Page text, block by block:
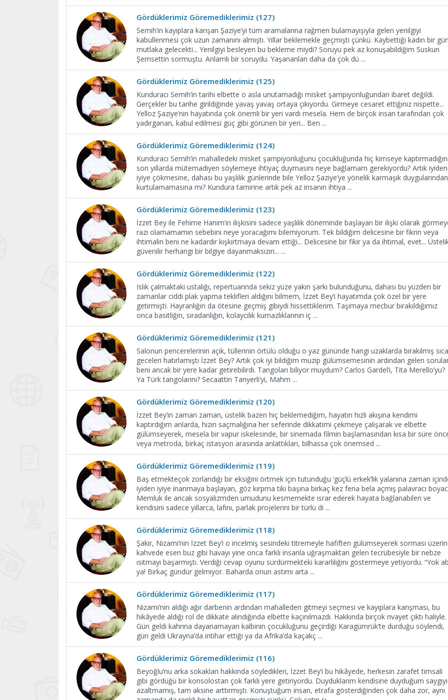
Gördüklerimiz Göremediklerimiz (127)
Semih’in kayıplara karışan Şaziye’yi tüm aramalarına rağmen bulamayışıyla gelen yenilgiyi
kabullenmesi çok uzun zamanını almıştı. Yıllar beklemekle geçmişti çünkü. Kaybettiği kadın bir
mutlaka gelecekti... Yenilgiyi besleyen bu bekleme miydi? Soruyu pek az konuşabildiğim Suskun
Şemsettin sormuştu. Anlamlı bir soruydu. Yaşananları daha da çok dü ...
Gördüklerimiz Göremediklerimiz (125)
Kunduracı Semih’in tarihi elbette o asla unutamadığı misket şampiyonluğundan ibaret değildi.
Gerçekler bu tarihe girildiğinde yavaş yavaş ortaya çıkıyordu. Girmeye cesaret ettiğiniz nispette...
Yelloz Şaziye’nin hayatında çok önemli bir yeri vardı mesela. Hem de birçok insan tarafından çok
yadırganan, kabul edilmesi güç gibi görünen bir yeri... Ben ...
Gördüklerimiz Göremediklerimiz (124)
Kunduracı Semih’in mahalledeki misket şampiyonluğunu çocukluğunda hiç kimseye
son yıllarda mütemadiyen söylemeye ihtiyaç duymasını neye bağlamam gerekiyordu? Artık iyiden
iyiye çökmesine, dahası bu yaşlılık günlerinde bile Yelloz Şaziye’ye yönelik karmaşık duygularından
kurtulamamasına mı? Kundura tamirine artık pek az insanın ihtiya ...
Gördüklerimiz Göremediklerimiz (123)
İzzet Bey ile Fehime Hanım’ın ilişkisini sadece yaşlılık döneminde başlayan bir ilişki olarak
razı olamamamın sebebini neye yoracağımı bilemiyorum. Tek bildiğim delicesine bir fikrin veya
ihtimalin beni ne kadardır kışkırtmaya devam ettiği... Delicesine bir fikir ya da ihtimal, evet...
güvenilir herhangi bir bilgiye dayanmaksızın... ...
Gördüklerimiz Göremediklerimiz (122)
Islık çalmaktaki ustalığı, repertuarında sekiz yüze yakın şarkı bulunduğunu, dahası bu yüzden bir
zamanlar ciddi plak yapma teklifleri aldığını bilmem, İzzet Bey’i hayatımda çok özel bir yere
getirmişti. Hayranlığın da ötesine geçmiş gibiydi hissettiklerim. Taşımaya mecbur bırakıldığımız
onca basitliğin, sıradanlığın, kolaycılık kurnazlıklarının iç ...
Gördüklerimiz Göremediklerimiz (121)
Salonun pencerelerinin açık, tüllerinin örtülü olduğu o yaz gününde hangi uzaklarda bırakılmış
geceleri hatırlamıştı İzzet Bey? Artık çok iyi bildiğim muzip gülümsemesinin ardından gelen
beni ancak bir yere kadar getirebilirdi. Tangoları biliyor muydum? Carlos Gardel’i, Tita Merello’yu?
Ya Türk tangolarını? Secaattin Tanyerli’yi, Mahm ...
Gördüklerimiz Göremediklerimiz (120)
İzzet Bey’in zaman zaman, üstelik bazen hiç beklemediğim, hayatın hızlı akışına kendimi
kaptırdığım anlarda, hızın saçmalığına her seferinde dikkatimi çekmeye çalışarak ve elbette
gülümseyerek, mesela bir vapur iskelesinde, bir sinemada filmin başlamasından kısa bir süre
veya metroda, birkaç istasyon arasında anlattıkları, bilhassa çok önemsed ...
Gördüklerimiz Göremediklerimiz (119)
Baş etmekteçok zorlandığı bir eksiğini örtmek için tutunduğu ‘güçlü erkek’lik yalanına zaman
iyiden iyiye inanmaya başlayan, göz kırpma tiki başına birkaç kez fena bela açmış palavracı
Memluk ile ancak sosyalizmden umudunu kesmemekte ısrar ederek hayata bağlanabilen ve
kendisini sadece yıllarca, lafını, parlak projelerini bir türlü di ...
Gördüklerimiz Göremediklerimiz (118)
Şakir, Nizami’nin İzzet Bey’i o incelmiş sesindeki titremeyle hafiften gülümseyerek sorması
kahvede esen buz gibi havayı yine onca farklı insanla uğraşmaktan gelen tecrübesiyle bir nebze
ısıtmayı başarmıştı. Verdiği cevap oyunu sürdürmekteki kararlılığını göstermeye yetiyordu. “Yok
ya! Birkaç gündür gelmiyor. Baharda onun astımı arta ...
Gördüklerimiz Göremediklerimiz (117)
Nizami’nin aldığı ağır darbenin ardından mahalleden gitmeyi seçmesi ve kayıplara karışması, bu
hikâyede aldığı rol de dikkate alındığında elbette kaçınılmazdı. Hakkında birçok rivayet çıktı haliyle.
Gün geldi kahrına dayanamayan kalbinin çocukluğunu geçirdiği Karagümrük’te durduğu söylendi,
gün geldi Ukrayna’da intihar ettiği ya da Afrika’da kaçakç ...
Gördüklerimiz Göremediklerimiz (116)
Beyoğlu’nu arka sokakları hakkında söyledikleri, İzzet Bey’i bu hikâyede, herkesin zarafet timsali
gibi gördüğü bir konsolostan çok farklı yere getiriyordu. Duyduklarım kendisine duyduğum saygıyı
azaltmamış, tam aksine arttırmıştı. Konuştuğum insan, etrafa gösterdiğinden çok daha zor, aynı